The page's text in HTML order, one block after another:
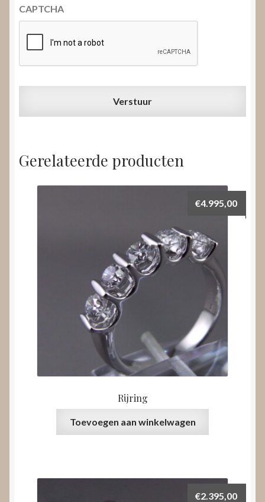
CAPTCHA
Gerelateerde producten
Rijring
€4.995,00
Toevoegen aan winkelwagen
€2.395,00